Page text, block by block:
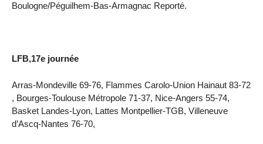
Boulogne/Péguilhem-Bas-Armagnac Reporté.
LFB,17e journée
Arras-Mondeville 69-76, Flammes Carolo-Union Hainaut 83-72
, Bourges-Toulouse Métropole 71-37, Nice-Angers 55-74,
Basket Landes-Lyon, Lattes Montpellier-TGB, Villeneuve
d’Ascq-Nantes 76-70,